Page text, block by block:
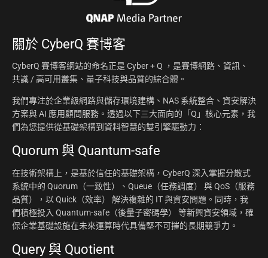
關於 CyberQ 賽博客
CyberQ 賽博客網站的命名正是 Cyber + Q ，是賽博網路、資訊、
共識 / 高可用叢集、量子科技與品質的綜合體。
我們專注於企業級網路與儲存環境建構、NAS 系統整合、資安解決
方案與 AI 應用顧問服務。透過以下三大面向的「Q」核心元素，我
們為您提供從基礎架構到資料智慧的雙引擎驅動力：
Quorum 與 Quantum-safe
在技術架構上，是基於信任的基礎架構，CyberQ 深入掌握分散式
系統中的 Quorum（一致性）、Queue（任務調度） 與 QoS（服務
品質），以 Quick（效率） 解決複雜的 IT 與資安問題。同時，我
們積極投入 Quantum-safe（後量子密碼學） 等新興資安領域，確
保企業基礎設施在未來運算時代具備堅不可摧的長期競爭力。
Query 與 Quotient